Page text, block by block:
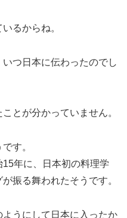
るからね。
つ日本に伝わったのでし
とが分かっていません。
す。
年に、日本初の料理学
振る舞われたそうです。
うにして日本に入ったか